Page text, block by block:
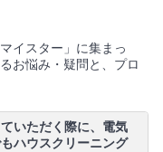
イスター」に集まっ
お悩み・疑問と、プロ
いただく際に、電気
ハウスクリーニング